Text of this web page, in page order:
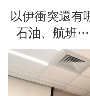
以伊衝突還有
石油、航班…